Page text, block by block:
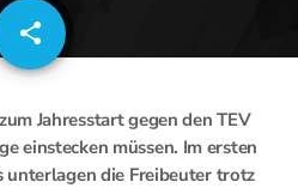
share
email
Jahresstart gegen den TEV
einstecken müssen. Im ersten
unterlagen die Freibeuter trotz